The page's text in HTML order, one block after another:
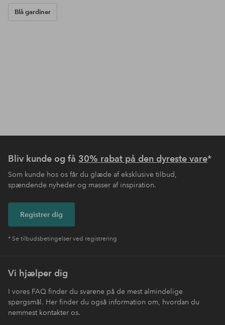
Blå gardiner
Bliv kunde og få 30% rabat på den dyreste vare*
Som kunde hos os får du glæde af eksklusive tilbud,
spændende nyheder og masser af inspiration.
Registrer dig
* Se tilbudsbetingelser ved registrering
Vi hjælper dig
I vores FAQ finder du svarene på de mest almindelige
spørgsmål. Her finder du også information om, hvordan du
nemmest kontakter os.